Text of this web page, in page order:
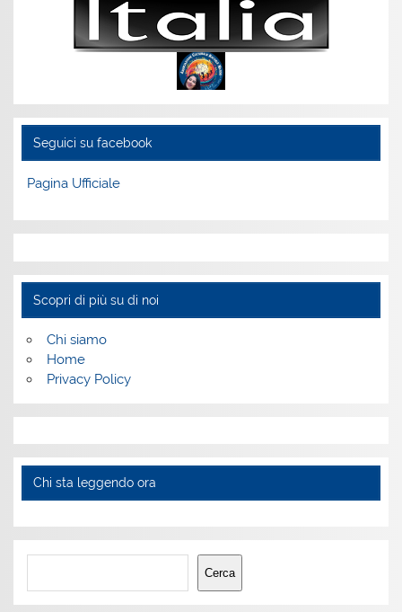
Seguici su facebook
Pagina Ufficiale
Scopri di più su di noi
Chi siamo
Home
Privacy Policy
Chi sta leggendo ora
Cerca
Cerca